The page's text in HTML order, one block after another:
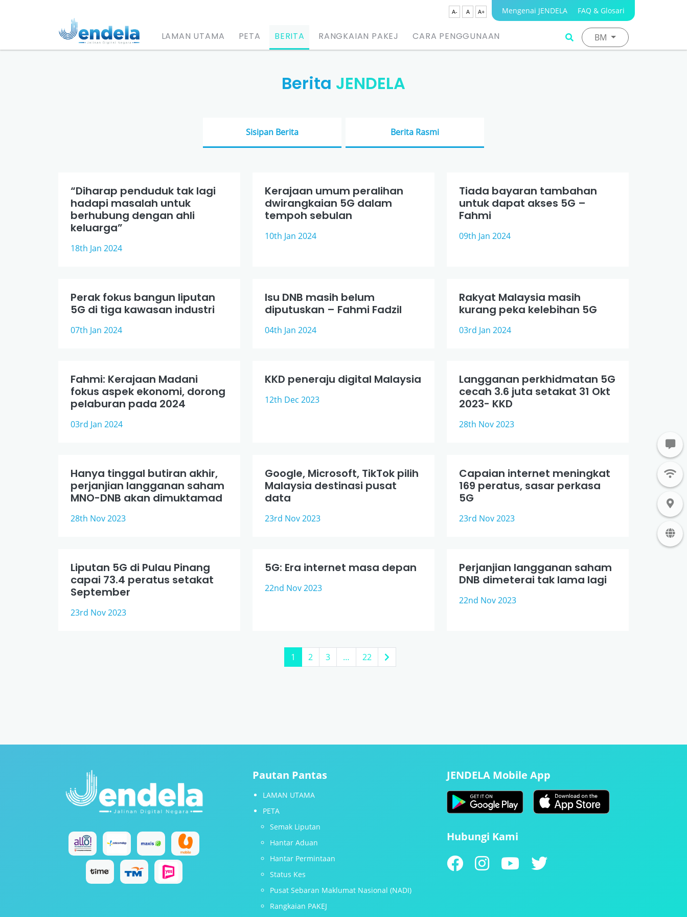
A- A A+ Mengenai JENDELA FAQ & Glosari
LAMAN UTAMA PETA BERITA RANGKAIAN PAKEJ CARA PENGGUNAAN BM
Berita JENDELA
Sisipan Berita Berita Rasmi
“Diharap penduduk tak lagi
hadapi masalah untuk
berhubung dengan ahli
keluarga”
18th Jan 2024
Kerajaan umum peralihan
dwirangkaian 5G dalam
tempoh sebulan
10th Jan 2024
Tiada bayaran tambahan
untuk dapat akses 5G –
Fahmi
09th Jan 2024
Perak fokus bangun liputan
5G di tiga kawasan industri
07th Jan 2024
Isu DNB masih belum
diputuskan – Fahmi Fadzil
04th Jan 2024
Rakyat Malaysia masih
kurang peka kelebihan 5G
03rd Jan 2024
Fahmi: Kerajaan Madani
fokus aspek ekonomi, dorong
pelaburan pada 2024
03rd Jan 2024
KKD peneraju digital Malaysia
12th Dec 2023
Langganan perkhidmatan 5G
cecah 3.6 juta setakat 31 Okt
2023- KKD
28th Nov 2023
Hanya tinggal butiran akhir,
perjanjian langganan saham
MNO-DNB akan dimuktamad
28th Nov 2023
Google, Microsoft, TikTok pilih
Malaysia destinasi pusat
data
23rd Nov 2023
Capaian internet meningkat
169 peratus, sasar perkasa
5G
23rd Nov 2023
Liputan 5G di Pulau Pinang
capai 73.4 peratus setakat
September
23rd Nov 2023
5G: Era internet masa depan
22nd Nov 2023
Perjanjian langganan saham
DNB dimeterai tak lama lagi
22nd Nov 2023
1 2 3 … 22
Pautan Pantas
LAMAN UTAMA
PETA
Semak Liputan
Hantar Aduan
Hantar Permintaan
Status Kes
Pusat Sebaran Maklumat Nasional (NADI)
Rangkaian PAKEJ
JENDELA Mobile App
Hubungi Kami